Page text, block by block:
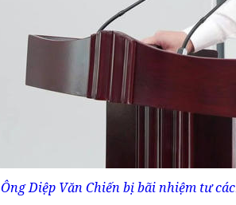
Ông Diệp Văn Chiến bị bãi nhiệm tư